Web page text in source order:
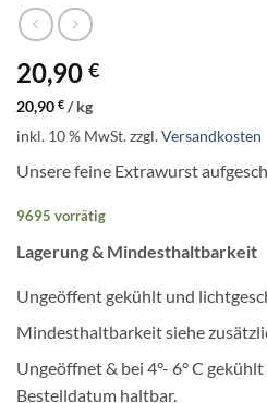
20,90 €
20,90 € /kg
inkl. 10 % MwSt.zzgl.Versandkosten
Unsere feine Extrawurst
9695 vorrätig
Lagerung & Mindesthaltbarkeit
Ungeöffent gekühlt und
Mindesthaltbarkeit siehe
Ungeöffnet & bei 4°- 6° C gekühlt
Bestelldatum haltbar.